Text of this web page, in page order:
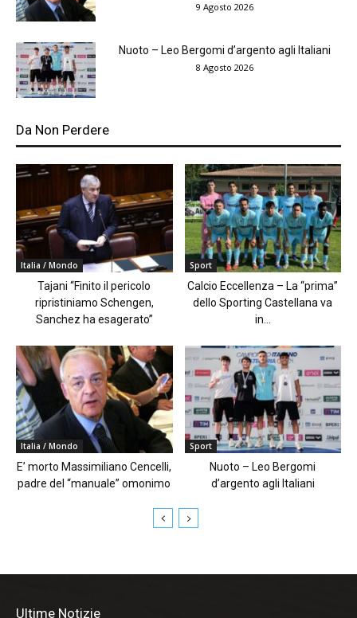
9 Agosto 2026
Nuoto – Leo Bergomi d’argento agli Italiani
8 Agosto 2026
Da Non Perdere
Italia / Mondo
Tajani “Finito il pericolo
ripristiniamo Schengen,
Sanchez ha esagerato”
Sport
Calcio Eccellenza – La “prima”
dello Sporting Castellana va
in...
Italia / Mondo
E’ morto Massimiliano Cencelli,
padre del “manuale” omonimo
Sport
Nuoto – Leo Bergomi
d’argento agli Italiani
Ultime Notizie